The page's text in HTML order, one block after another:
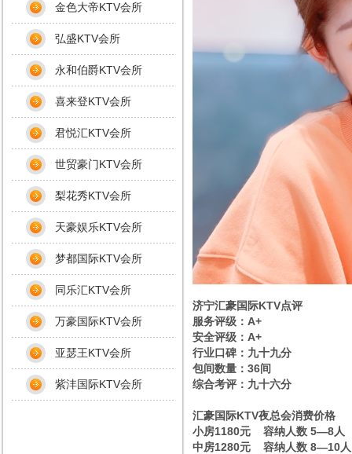
济宁汇豪国际KTV点评
服务评级：A+
安全评级：A+
行业口碑：九十九分
包间数量：36间
综合考评：九十六分
汇豪国际KTV夜总会消费价格
小房1180元 容纳人数 5—8人
中房1280元 容纳人数 8—10人
金色大帝KTV会所
弘盛KTV会所
永和伯爵KTV会所
喜来登KTV会所
君悦汇KTV会所
世贸豪门KTV会所
梨花秀KTV会所
天豪娱乐KTV会所
梦都国际KTV会所
同乐汇KTV会所
万豪国际KTV会所
亚瑟王KTV会所
紫沣国际KTV会所